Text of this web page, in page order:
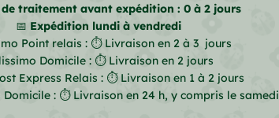
de traitement avant expédition : 0 à 2 jours
📅 Expédition lundi à vendredi
Point relais : ⏱ Livraison en 2 à 3 jours
Domicile : ⏱ Livraison en 2 jours
Express Relais : ⏱ Livraison en 1 à 2 jours
Domicile : ⏱ Livraison en 24 h, y compris le samedi